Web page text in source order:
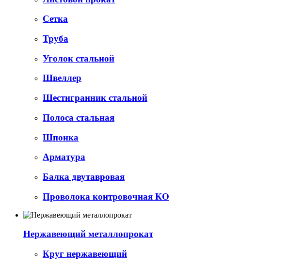
Сетка
Труба
Уголок стальной
Швеллер
Шестигранник стальной
Полоса стальная
Шпонка
Арматура
Балка двутавровая
Проволока контровочная КО
Нержавеющий металлопрокат
Круг нержавеющий